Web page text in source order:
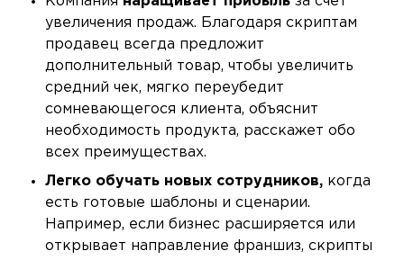
увеличения продаж. Благодаря скриптам
продавец всегда предложит
дополнительный товар, чтобы увеличить
средний чек, мягко переубедит
сомневающегося клиента, объяснит
необходимость продукта, расскажет обо
всех преимуществах.
Легко обучать новых сотрудников, когда
есть готовые шаблоны и сценарии.
Например, если бизнес расширяется или
открывает направление франшиз, скрипты